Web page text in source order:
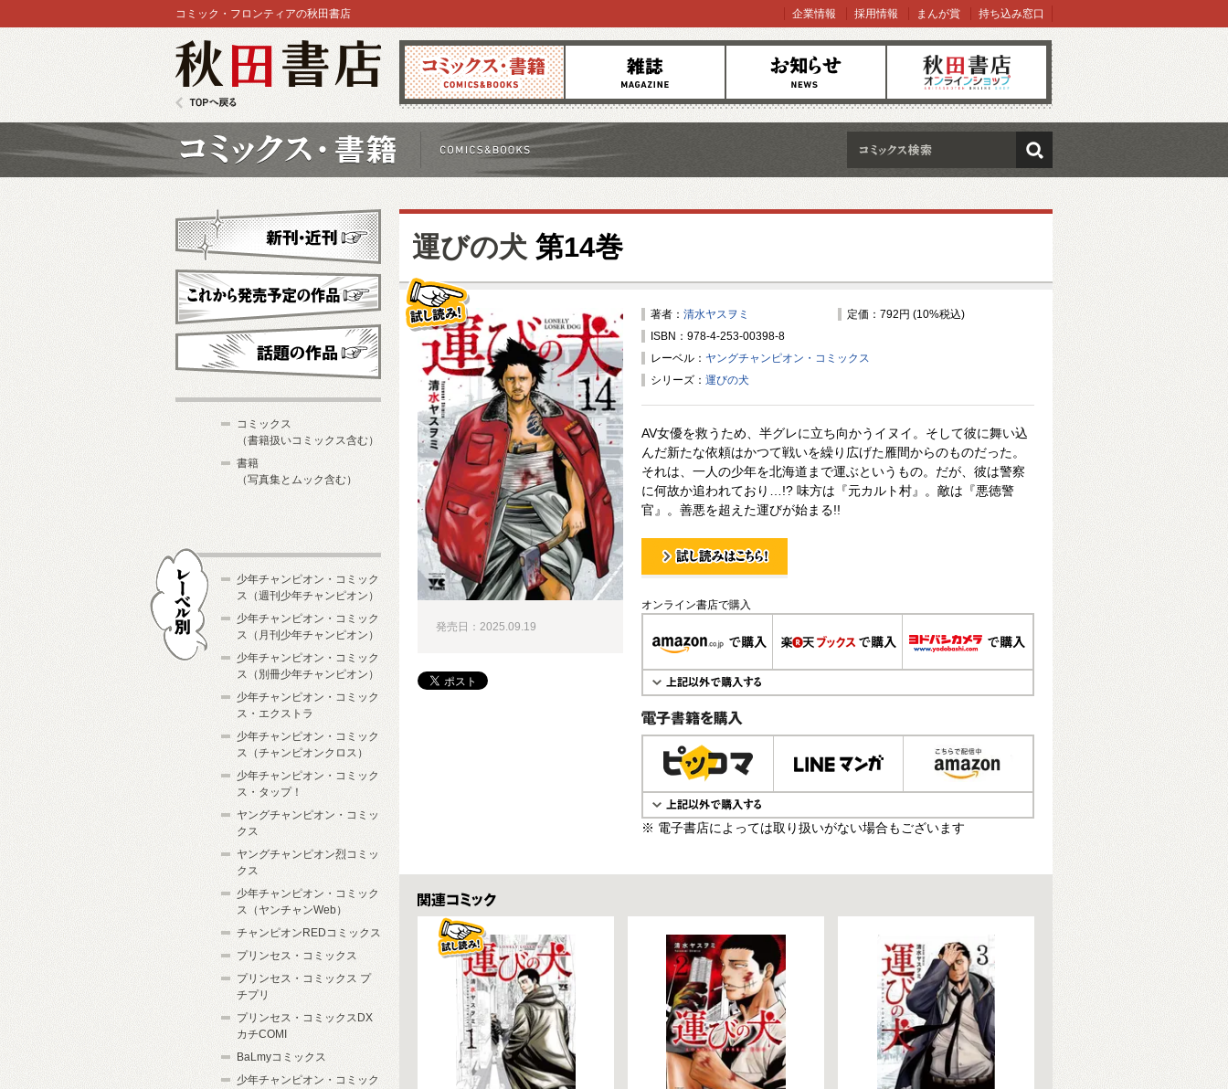
コミックス 雑誌 お知らせ オンラインショップ
コミック・フロンティアの秋田書店 企業情報 採用情報 まんが賞 持ち込み窓口
検索
運びの犬 第14巻
著者： 清水ヤスヲミ
定価：792円 (10%税込)
ISBN：978-4-253-00398-8
レーベル： ヤングチャンピオン・コミックス
シリーズ： 運びの犬
AV女優を救うため、半グレに立ち向かうイヌイ。そして彼に舞い込
んだ新たな依頼はかつて戦いを繰り広げた雁間からのものだった。
それは、一人の少年を北海道まで運ぶというもの。だが、彼は警察
に何故か追われており…!? 味方は『元カルト村』。敵は『悪徳警
官』。善悪を超えた運びが始まる!!
試し読み！
オンライン書店で購入
電子書籍で購入
※ 電子書店によっては取り扱いがない場合もございます
発売日：2025.09.19
関連コミックス
新刊・近刊
これから発売予定
コミックス
（書籍扱いコミックス含む）
書籍
（写真集とムック含む）
少年チャンピオン・コミック
ス（週刊少年チャンピオン）
少年チャンピオン・コミック
ス（月刊少年チャンピオン）
少年チャンピオン・コミック
ス（別冊少年チャンピオン）
少年チャンピオン・コミック
ス・エクストラ
少年チャンピオン・コミック
ス（チャンピオンクロス）
少年チャンピオン・コミック
ス・タップ！
ヤングチャンピオン・コミッ
クス
ヤングチャンピオン烈コミッ
クス
少年チャンピオン・コミック
ス（ヤンチャンWeb）
チャンピオンREDコミックス
プリンセス・コミックス
プリンセス・コミックス プ
チプリ
プリンセス・コミックスDX
カチCOMI
BaLmyコミックス
少年チャンピオン・コミック